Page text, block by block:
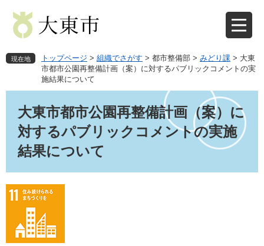
先
す
を
し
現在地 トップページ > 組織でさがす > 都市整備部 > みどり課 > 大東
市都市公園再整備計画（案）に対するパブリックコメントの実
施結果について
大東市都市公園再整備計画（案）に
対するパブリックコメントの実施
結果について